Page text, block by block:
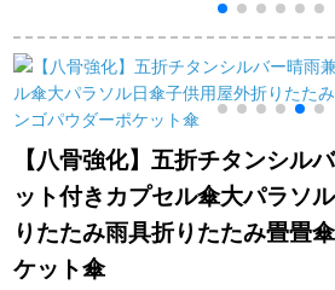
少年用パソル、警察
長46 cm*8 k
の自動傘袋機ステア
リング傘カーバー
の豪華傘立てホー
のデパテJ-23 Fア
ズ色の鉄の漆焼き
【八骨強化】五折チタンシル
ット付きカプセル傘大パラソ
りたたみ雨具折りたたみ畳畳
ケット傘